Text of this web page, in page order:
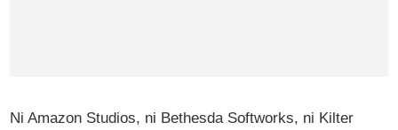
Ni Amazon Studios, ni Bethesda Softworks, ni Kilter